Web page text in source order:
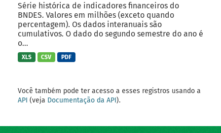
Série histórica de indicadores financeiros do
BNDES. Valores em milhões (exceto quando
percentagem). Os dados interanuais são
cumulativos. O dado do segundo semestre do ano é
o...
XLS CSV PDF
Você também pode ter acesso a esses registros usando a
API (veja Documentação da API).